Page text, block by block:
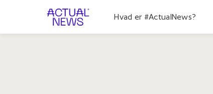
Hvad er #ActualNews?